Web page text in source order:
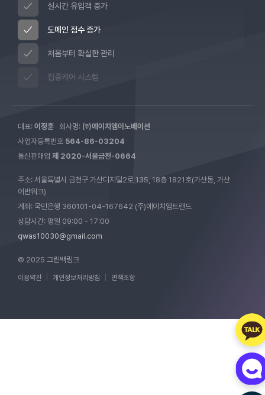
실시간 유입객 증가
도메인 점수 증가
처음부터 확실한 관리
집중케어 시스템
대표: 이정훈 회사명: ㈜에이치엠이노베이션
사업자등록번호 564-86-03204
통신판매업 제 2020-서울금천-0664
주소: 서울특별시 금천구 가산디지털2로 135, 18층 1821호(가산동, 가산
어반워크)
계좌: 국민은행 360101-04-167642 (주)에이치엠트랜드
상담시간: 평일 09:00 - 17:00
qwas10030@gmail.com
© 2025 그린백링크
이용약관 개인정보처리방침 면책조항